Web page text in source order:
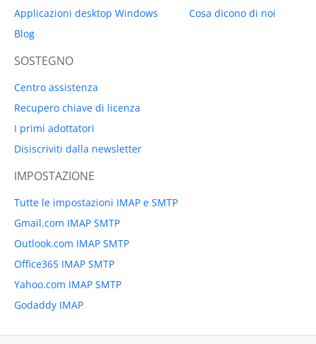
Applicazioni desktop Windows
Blog
Cosa dicono di noi
SOSTEGNO
Centro assistenza
Recupero chiave di licenza
I primi adottatori
Disiscriviti dalla newsletter
IMPOSTAZIONE
Tutte le impostazioni IMAP e SMTP
Gmail.com IMAP SMTP
Outlook.com IMAP SMTP
Office365 IMAP SMTP
Yahoo.com IMAP SMTP
Godaddy IMAP